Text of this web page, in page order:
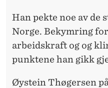
Han pekte noe av
Norge. Bekymring
arbeidskraft og og
punktene han gikk
Øystein Thøgersen